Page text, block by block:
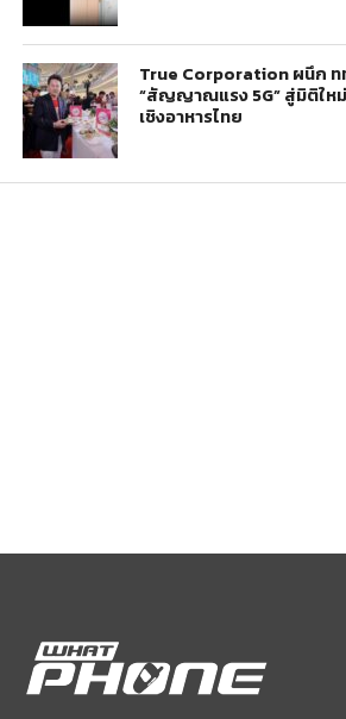
True Corporation ผนึก ท
“สัญญาณแรง 5G” สู่มิติให
เชิงอาหารไทย